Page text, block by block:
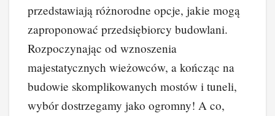
przedstawiają różnorodne opcje, jakie mogą
zaproponować przedsiębiorcy budowlani.
Rozpoczynając od wznoszenia
majestatycznych wieżowców, a kończąc na
budowie skomplikowanych mostów i tuneli,
wybór dostrzegamy jako ogromny! A co,